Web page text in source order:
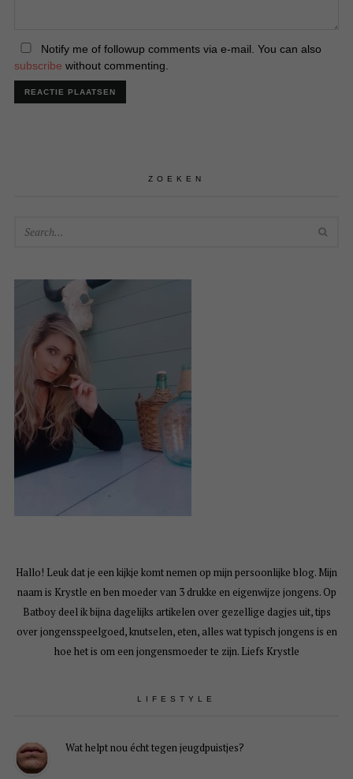
Notify me of followup comments via e-mail. You can also
subscribe without commenting.
ZOEKEN
Hallo! Leuk dat je een kijkje komt nemen op mijn persoonlijke blog. Mijn
naam is Krystle en ben moeder van 3 drukke en eigenwijze jongens. Op
Batboy deel ik bijna dagelijks artikelen over gezellige dagjes uit, tips
over jongensspeelgoed, knutselen, eten, alles wat typisch jongens is en
hoe het is om een jongensmoeder te zijn. Liefs Krystle
LIFESTYLE
Wat helpt nou écht tegen jeugdpuistjes?